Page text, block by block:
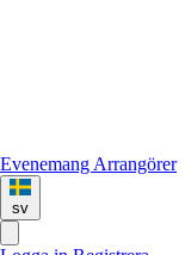
Evenemang Arrangörer
sv